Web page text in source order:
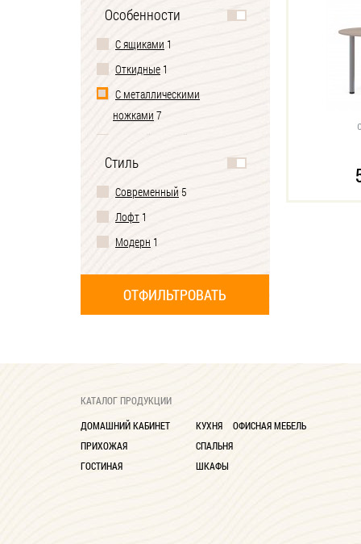
Особенности
С ящиками 1
Откидные 1
С металлическими
ножками 7
С одной ножкой
Стиль
Современный 5
Лофт 1
Модерн 1
КАТАЛОГ ПРОДУКЦИИ
ДОМАШНИЙ КАБИНЕТ
ПРИХОЖАЯ
ГОСТИНАЯ
КУХНЯ
СПАЛЬНЯ
ШКАФЫ
ОФИСНАЯ МЕБЕЛЬ